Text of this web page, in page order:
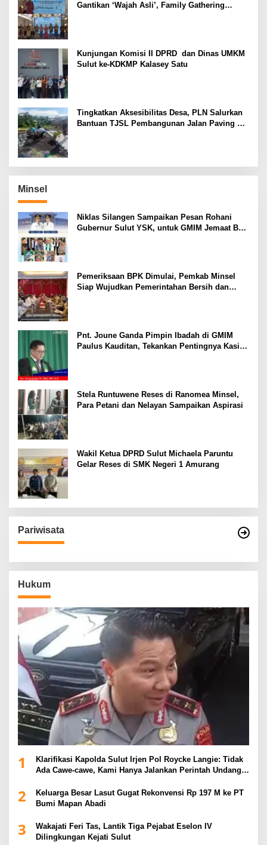
Gantikan ‘Wajah Asli’, Family Gathering
Kunjungan Komisi II DPRD dan Dinas UMKM
Sulut ke-KDKMP Kalasey Satu
Tingkatkan Aksesibilitas Desa, PLN Salurkan
Bantuan TJSL Pembangunan Jalan Paving di
Minsel
Niklas Silangen Sampaikan Pesan Rohani
Gubernur Sulut YSK, untuk GMIM Jemaat Bait
Pemeriksaan BPK Dimulai, Pemkab Minsel
Siap Wujudkan Pemerintahan Bersih dan
Pnt. Joune Ganda Pimpin Ibadah di GMIM
Paulus Kauditan, Tekankan Pentingnya Kasih
Stela Runtuwene Reses di Ranomea Minsel,
Para Petani dan Nelayan Sampaikan Aspirasi
Wakil Ketua DPRD Sulut Michaela Paruntu
Gelar Reses di SMK Negeri 1 Amurang
Pariwisata
Hukum
1
Klarifikasi Kapolda Sulut Irjen Pol Roycke Langie: Tidak
Ada Cawe-cawe, Kami Hanya Jalankan Perintah Undang-
2
Keluarga Besar Lasut Gugat Rekonvensi Rp 197 M ke PT
Bumi Mapan Abadi
3
Wakajati Feri Tas, Lantik Tiga Pejabat Eselon IV
Dilingkungan Kejati Sulut